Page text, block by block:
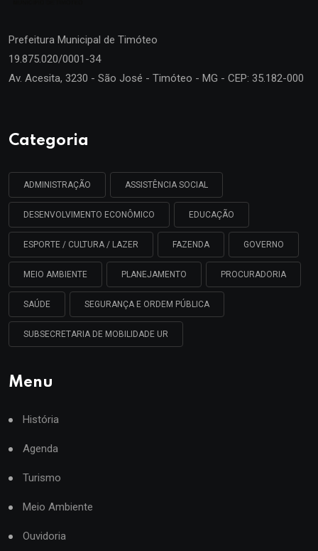
Prefeitura Municipal de Timóteo
19.875.020/0001-34
Av. Acesita, 3230 - São José - Timóteo - MG - CEP: 35.182-000
Categoria
ADMINISTRAÇÃO ASSISTÊNCIA SOCIAL
DESENVOLVIMENTO ECONÔMICO EDUCAÇÃO
ESPORTE / CULTURA / LAZER FAZENDA GOVERNO
MEIO AMBIENTE PLANEJAMENTO PROCURADORIA
SAÚDE SEGURANÇA E ORDEM PÚBLICA
SUBSECRETARIA DE MOBILIDADE UR
Menu
História
Agenda
Turismo
Meio Ambiente
Ouvidoria